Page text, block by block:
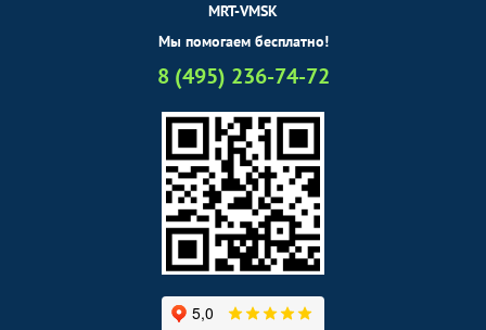
MRT-VMSK
Мы помогаем бесплатно!
8 (495) 236-74-72